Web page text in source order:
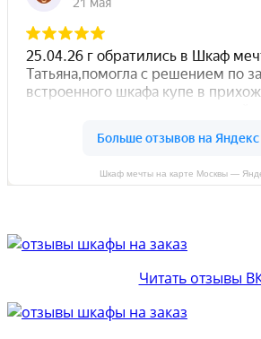
Шкаф мечты на карте Москвы —
Читать отзывы